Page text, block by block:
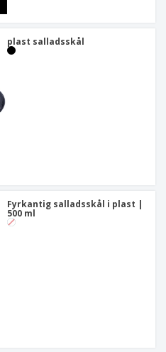
plast salladsskål
Fyrkantig salladsskål i plast |
500 ml